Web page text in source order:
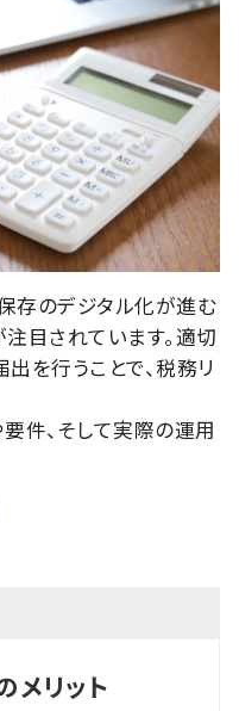
存のデジタル化が進む
目されています。適切
を行うことで、税務リ
件、そして実際の運用
メリット